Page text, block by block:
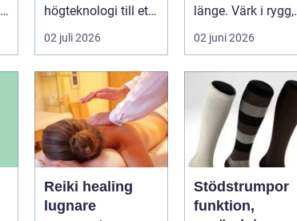
högteknologi till ett
praktiskt verktyg
fö...
02 juli 2026
länge. Värk i rygg,
nacke eller huvud
blir lätt en...
02 juni 2026
Reiki healing
lugnare
Stödstrumpor
funktion,